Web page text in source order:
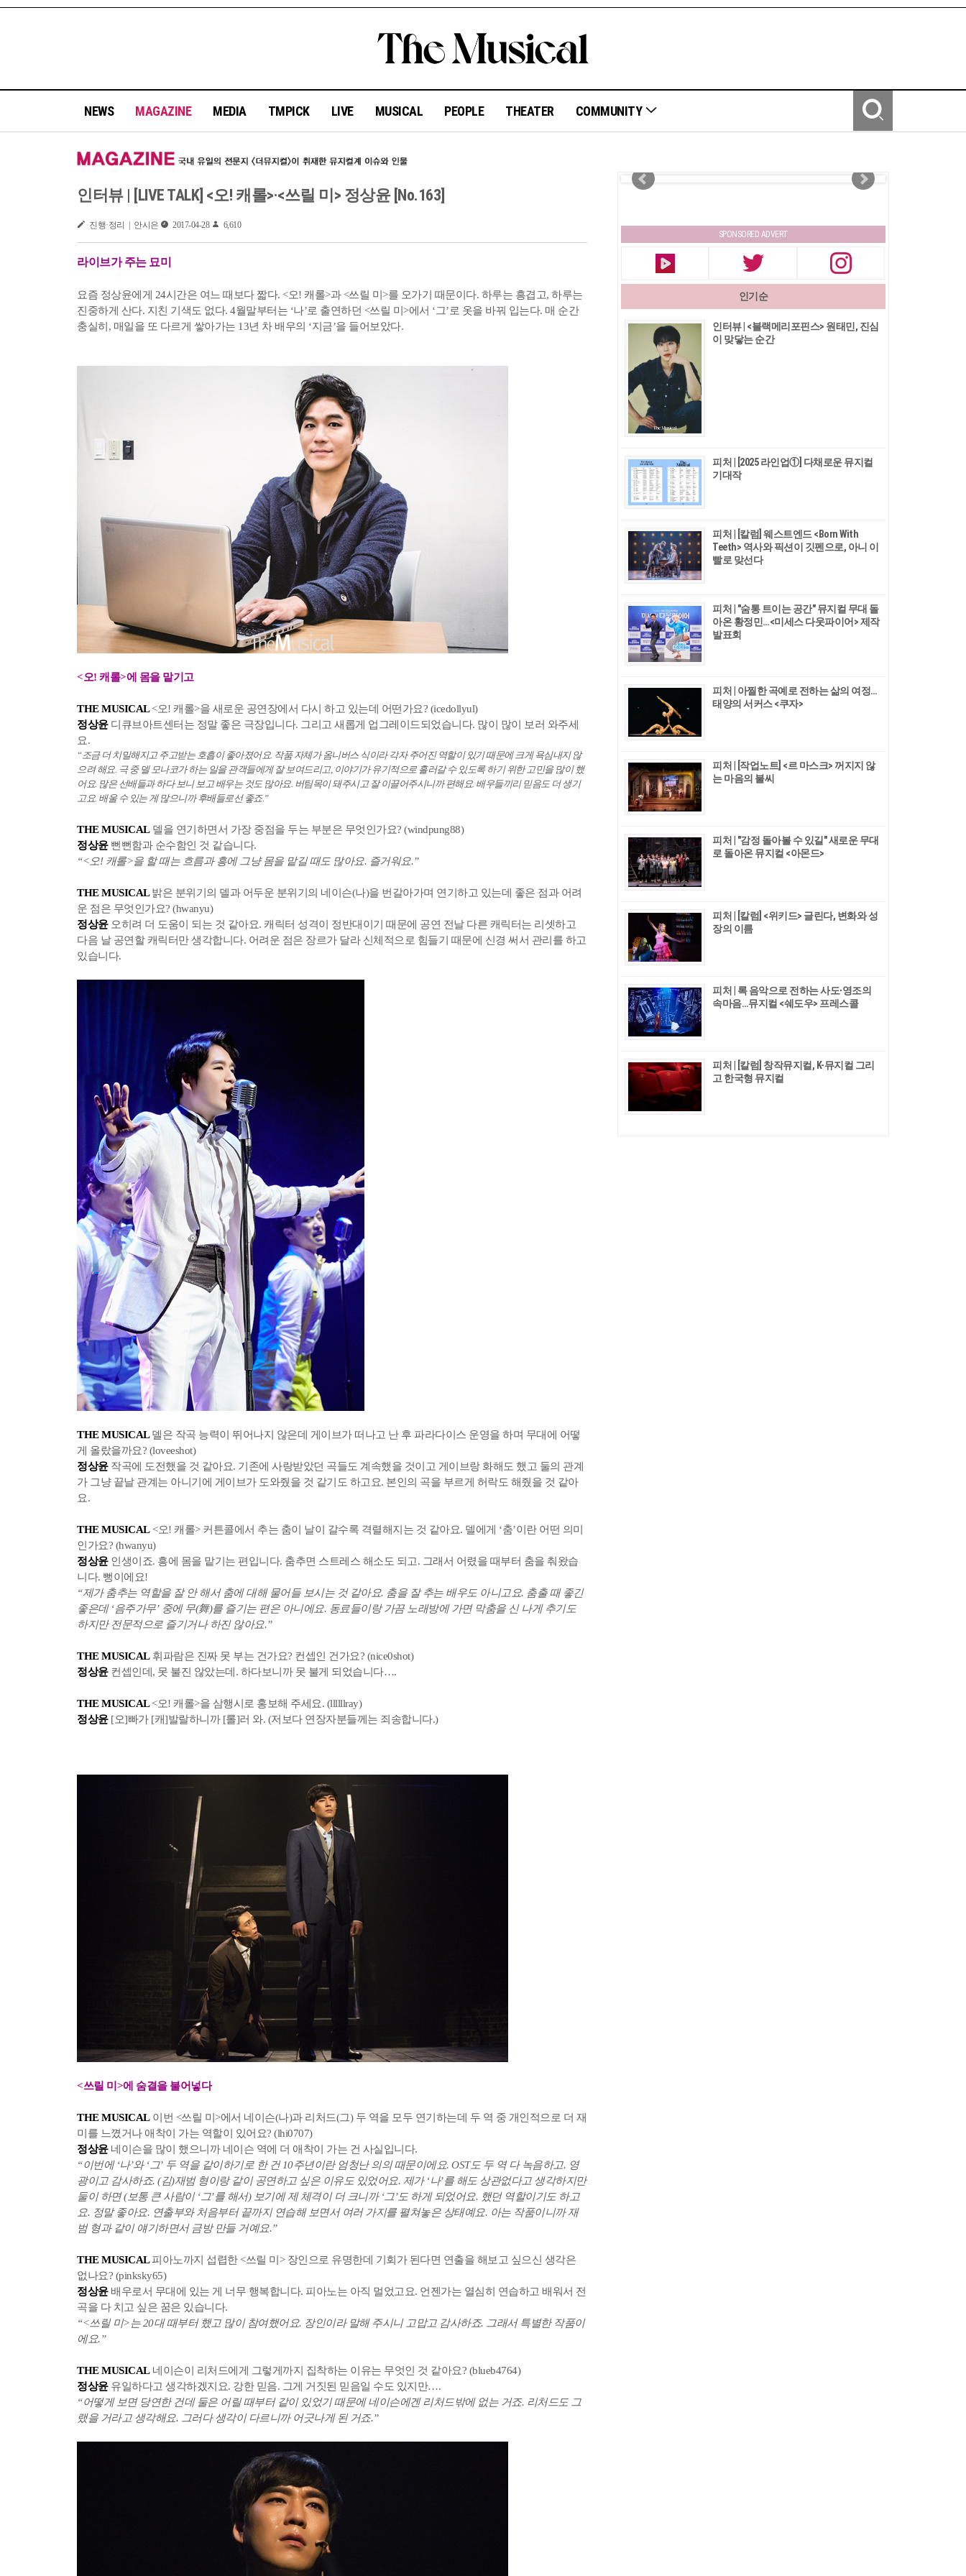
NEWS MAGAZINE MEDIA TMPICK LIVE MUSICAL PEOPLE THEATER COMMUNITY
인터뷰 | [LIVE TALK] <오! 캐롤>·<쓰릴 미> 정상윤 [No.163]
진행·정리 | 안시은 2017-04-28 6,610
라이브가 주는 묘미
요즘 정상윤에게 24시간은 여느 때보다 짧다. <오! 캐롤>과 <쓰릴 미>를 오가기 때문이다. 하루는 흥겹고, 하루는
진중하게 산다. 지친 기색도 없다. 4월말부터는 ‘나’로 출연하던 <쓰릴 미>에서 ‘그’로 옷을 바꿔 입는다. 매 순간
충실히, 매일을 또 다르게 쌓아가는 13년 차 배우의 ‘지금’을 들어보았다.
<오! 캐롤>에 몸을 맡기고
THE MUSICAL<오! 캐롤>을 새로운 공연장에서 다시 하고 있는데 어떤가요? (icedollyul)
정상윤디큐브아트센터는 정말 좋은 극장입니다. 그리고 새롭게 업그레이드되었습니다. 많이 많이 보러 와주세
요.
“조금 더 치밀해지고 주고받는 호흡이 좋아졌어요. 작품 자체가 옴니버스 식이라 각자 주어진 역할이 있기 때문에 크게 욕심내지 않
으려 해요. 극 중 델 모나코가 하는 일을 관객들에게 잘 보여드리고, 이야기가 유기적으로 흘러갈 수 있도록 하기 위한 고민을 많이 했
어요. 많은 선배들과 하다 보니 보고 배우는 것도 많아요. 버팀목이 돼주시고 잘 이끌어주시니까 편해요. 배우들끼리 믿음도 더 생기
고요. 배울 수 있는 게 많으니까 후배들로선 좋죠.”
THE MUSICAL델을 연기하면서 가장 중점을 두는 부분은 무엇인가요? (windpung88)
정상윤 뻔뻔함과 순수함인 것 같습니다.
“<오! 캐롤>을 할 때는 흐름과 흥에 그냥 몸을 맡길 때도 많아요. 즐거워요.”
THE MUSICAL밝은 분위기의 델과 어두운 분위기의 네이슨(나)을 번갈아가며 연기하고 있는데 좋은 점과 어려
운 점은 무엇인가요? (hwanyu)
정상윤 오히려 더 도움이 되는 것 같아요. 캐릭터 성격이 정반대이기 때문에 공연 전날 다른 캐릭터는 리셋하고
다음 날 공연할 캐릭터만 생각합니다. 어려운 점은 장르가 달라 신체적으로 힘들기 때문에 신경 써서 관리를 하고
있습니다.
THE MUSICAL델은 작곡 능력이 뛰어나지 않은데 게이브가 떠나고 난 후 파라다이스 운영을 하며 무대에 어떻
게 올랐을까요? (loveeshot)
정상윤작곡에 도전했을 것 같아요. 기존에 사랑받았던 곡들도 계속했을 것이고 게이브랑 화해도 했고 둘의 관계
가 그냥 끝날 관계는 아니기에 게이브가 도와줬을 것 같기도 하고요. 본인의 곡을 부르게 허락도 해줬을 것 같아
요.
THE MUSICAL<오! 캐롤> 커튼콜에서 추는 춤이 날이 갈수록 격렬해지는 것 같아요. 델에게 ‘춤’이란 어떤 의미
인가요? (hwanyu)
정상윤인생이죠. 흥에 몸을 맡기는 편입니다. 춤추면 스트레스 해소도 되고. 그래서 어렸을 때부터 춤을 춰왔습
니다. 뻥이에요!
“제가 춤추는 역할을 잘 안 해서 춤에 대해 물어들 보시는 것 같아요. 춤을 잘 추는 배우도 아니고요. 춤출 때 좋긴
좋은데 ‘음주가무’ 중에 무(舞)를 즐기는 편은 아니에요. 동료들이랑 가끔 노래방에 가면 막춤을 신 나게 추기도
하지만 전문적으로 즐기거나 하진 않아요.”
THE MUSICAL휘파람은 진짜 못 부는 건가요? 컨셉인 건가요? (nice0shot)
정상윤컨셉인데, 못 불진 않았는데. 하다보니까 못 불게 되었습니다….
THE MUSICAL<오! 캐롤>을 삼행시로 홍보해 주세요. (llllllray)
정상윤[오]빠가 [캐]발랄하니까 [롤]러 와. (저보다 연장자분들께는 죄송합니다.)
<쓰릴 미>에 숨결을 불어넣다
THE MUSICAL이번 <쓰릴 미>에서 네이슨(나)과 리처드(그) 두 역을 모두 연기하는데 두 역 중 개인적으로 더 재
미를 느꼈거나 애착이 가는 역할이 있어요? (lhi0707)
정상윤네이슨을 많이 했으니까 네이슨 역에 더 애착이 가는 건 사실입니다.
“이번에 ‘나’와 ‘그’ 두 역을 같이하기로 한 건 10주년이란 엄청난 의의 때문이에요. OST도 두 역 다 녹음하고. 영
광이고 감사하죠. (김)재범 형이랑 같이 공연하고 싶은 이유도 있었어요. 제가 ‘나’를 해도 상관없다고 생각하지만
둘이 하면 (보통 큰 사람이 ‘그’를 해서) 보기에 제 체격이 더 크니까 ‘그’도 하게 되었어요. 했던 역할이기도 하고
요. 정말 좋아요. 연출부와 처음부터 끝까지 연습해 보면서 여러 가지를 펼쳐놓은 상태예요. 아는 작품이니까 재
범 형과 같이 얘기하면서 금방 만들 거예요.”
THE MUSICAL피아노까지 섭렵한 <쓰릴 미> 장인으로 유명한데 기회가 된다면 연출을 해보고 싶으신 생각은
없나요? (pinksky65)
정상윤배우로서 무대에 있는 게 너무 행복합니다. 피아노는 아직 멀었고요. 언젠가는 열심히 연습하고 배워서 전
곡을 다 치고 싶은 꿈은 있습니다.
“<쓰릴 미>는 20대 때부터 했고 많이 참여했어요. 장인이라 말해 주시니 고맙고 감사하죠. 그래서 특별한 작품이
에요.”
THE MUSICAL네이슨이 리처드에게 그렇게까지 집착하는 이유는 무엇인 것 같아요? (blueb4764)
정상윤유일하다고 생각하겠지요. 강한 믿음. 그게 거짓된 믿음일 수도 있지만….
“어떻게 보면 당연한 건데 둘은 어릴 때부터 같이 있었기 때문에 네이슨에겐 리처드밖에 없는 거죠. 리처드도 그
랬을 거라고 생각해요. 그러다 생각이 다르니까 어긋나게 된 거죠.”
SPONSORED ADVERT
인기순
인터뷰 | <블랙메리포핀스> 원태민, 진심
이 맞닿는 순간
피처 | [2025 라인업①] 다채로운 뮤지컬
기대작
피처 | [칼럼] 웨스트엔드 <Born With
Teeth> 역사와 픽션이 깃펜으로, 아니 이
빨로 맞선다
피처 | "숨통 트이는 공간" 뮤지컬 무대 돌
아온 황정민…<미세스 다웃파이어> 제작
발표회
피처 | 아찔한 곡예로 전하는 삶의 여정…
태양의 서커스 <쿠자>
피처 | [작업노트] <르 마스크> 꺼지지 않
는 마음의 불씨
피처 | "감정 돌아볼 수 있길" 새로운 무대
로 돌아온 뮤지컬 <아몬드>
피처 | [칼럼] <위키드> 글린다, 변화와 성
장의 이름
피처 | 록 음악으로 전하는 사도∙영조의
속마음…뮤지컬 <쉐도우> 프레스콜
피처 | [칼럼] 창작뮤지컬, K-뮤지컬 그리
고 한국형 뮤지컬